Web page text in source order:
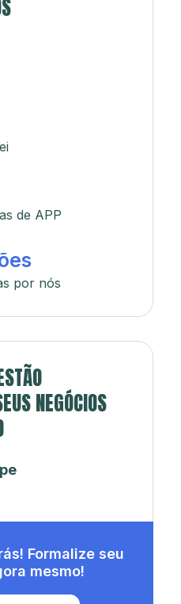
de APP
por nós
NEGÓCIOS
sorveteria
Formalize seu
mesmo!